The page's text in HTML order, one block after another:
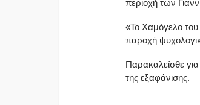
περιοχή των
«To Χαμόγελο του
παροχή
Παρακαλείσθε
της εξαφάνισης.